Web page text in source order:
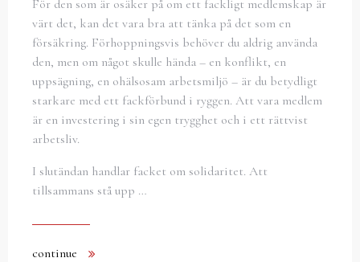
För den som är osäker på om ett fackligt medlemskap är
värt det, kan det vara bra att tänka på det som en
försäkring. Förhoppningsvis behöver du aldrig använda
den, men om något skulle hända – en konflikt, en
uppsägning, en ohälsosam arbetsmiljö – är du betydligt
starkare med ett fackförbund i ryggen. Att vara medlem
är en investering i sin egen trygghet och i ett rättvist
arbetsliv.
I slutändan handlar facket om solidaritet. Att
tillsammans stå upp …
continue